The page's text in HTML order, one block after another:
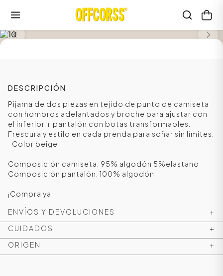
DESCRIPCIÓN
Pijama de dos piezas en tejido de punto de camiseta
con hombros adelantados y broche para ajustar con
el inferior + pantalón con botas transformables.
Frescura y estilo en cada prenda para soñar sin límites.
-Color beige
Composición camiseta: 95% algodón 5%elastano
Composición pantalón: 100% algodón
¡Compra ya!
ENVÍOS Y DEVOLUCIONES
+
CUIDADOS
+
ORIGEN
+